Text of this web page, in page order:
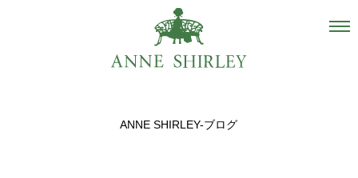
Salon
ANNE SHIRLEY-ブログ